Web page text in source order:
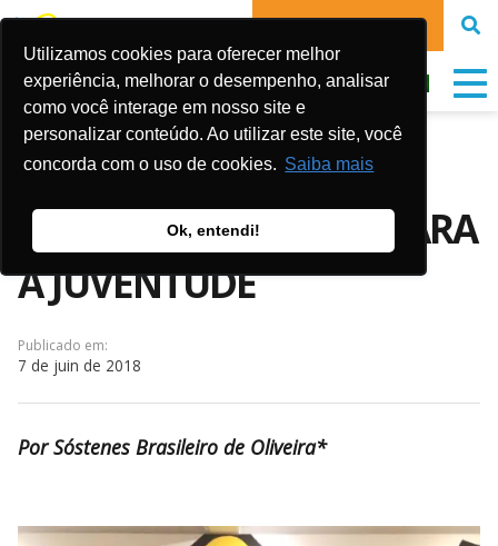
Utilizamos cookies para oferecer melhor
experiência, melhorar o desempenho, analisar
como você interage em nosso site e
personalizar conteúdo. Ao utilizar este site, você
concorda com o uso de cookies. Saiba mais
Ok, entendi!
FAIRE UN DON
ARTIGO: DESAFIOS E
POLÍTICAS PÚBLICAS PARA
A JUVENTUDE
Publicado em:
7 de juin de 2018
Por Sóstenes Brasileiro de Oliveira*